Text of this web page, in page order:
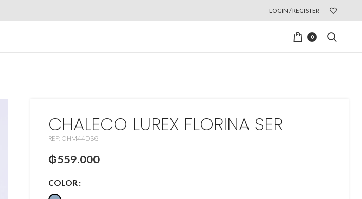
LOGIN / REGISTER
0
CHALECO LUREX FLORINA SER
REF: CHM44DS6
₲559.000
COLOR